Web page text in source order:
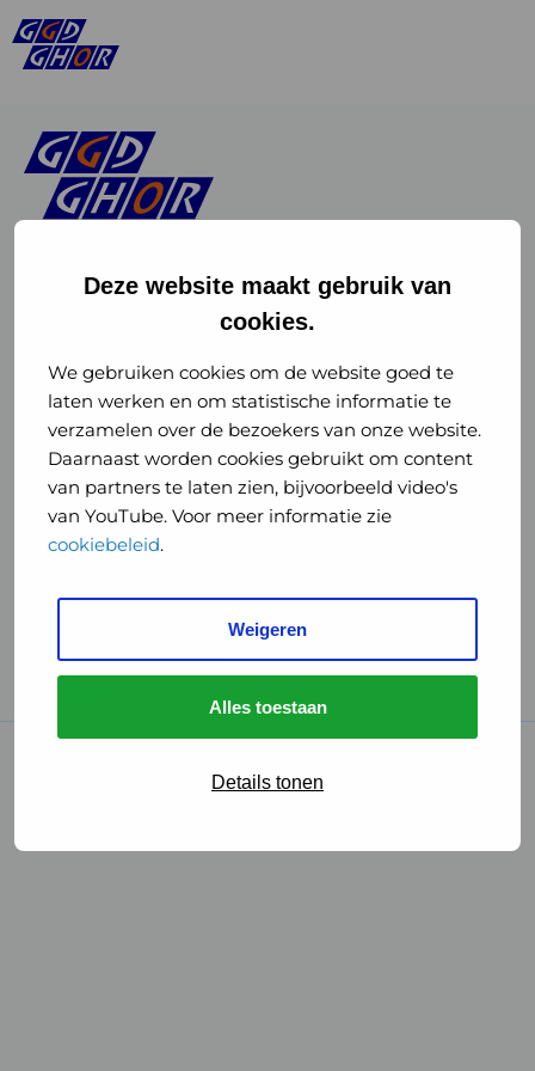
Deze website maakt gebruik van
cookies.
We gebruiken cookies om de website goed te
laten werken en om statistische informatie te
verzamelen over de bezoekers van onze website.
Daarnaast worden cookies gebruikt om content
van partners te laten zien, bijvoorbeeld video's
van YouTube. Voor meer informatie zie
cookiebeleid.
Weigeren
Alles toestaan
Details tonen
of
GGD
GHOR
Nederland
Instagram
of
GGD
GHOR
Nederland
GGD Reizen op social media
GGD Reizen
GGD Reisvaccinaties